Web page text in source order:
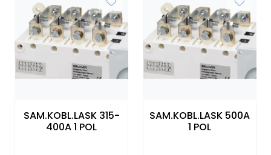
SAM.KOBL.LASK 315-
400A 1 POL
SAM.KOBL.LASK 500A
1 POL